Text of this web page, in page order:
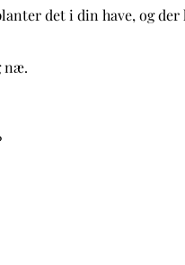
det i din have, og
næ.